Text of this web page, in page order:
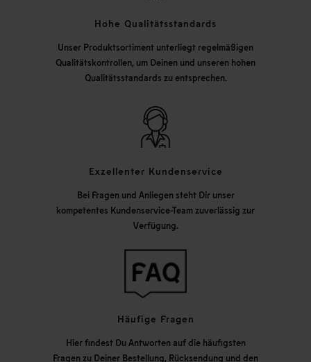
Hohe Qualitätsstandards
Unser Produktsortiment unterliegt regelmäßigen
Qualitätskontrollen, um Deinen und unseren hohen
Qualitätsstandards zu entsprechen.
Exzellenter Kundenservice
Bei Fragen und Anliegen steht Dir unser
kompetentes Kundenservice-Team zuverlässig zur
Verfügung.
Häufige Fragen
Hier findest Du Antworten auf die häufigsten
Fragen zu Deiner Bestellung, Rücksendung und den